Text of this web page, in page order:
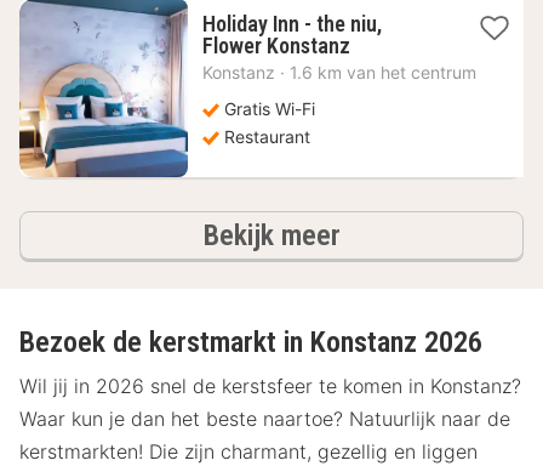
Holiday Inn - the niu,
Flower Konstanz1
nacht
Konstanz · 1.6 km van het centrum
Gratis Wi-Fi
Restaurant
Bekijk meerhotels
Bezoek de kerstmarkt in Konstanz 2026
Wil jij in 2026 snel de kerstsfeer te komen in Konstanz?
Waar kun je dan het beste naartoe? Natuurlijk naar de
kerstmarkten! Die zijn charmant, gezellig en liggen